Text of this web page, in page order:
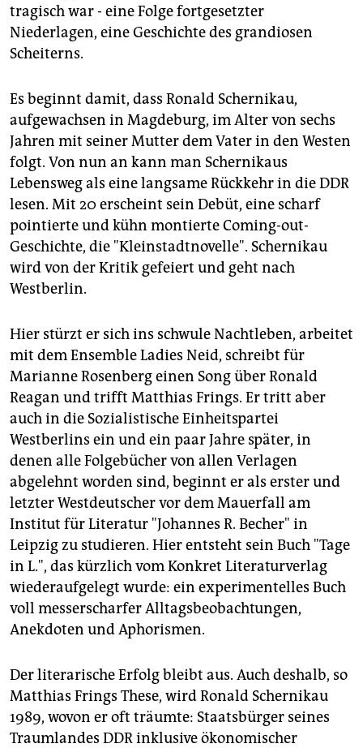
tragisch war - eine Folge fortgesetzter
Niederlagen, eine Geschichte des grandiosen
Scheiterns.
Es beginnt damit, dass Ronald Schernikau,
aufgewachsen in Magdeburg, im Alter von sechs
Jahren mit seiner Mutter dem Vater in den Westen
folgt. Von nun an kann man Schernikaus
Lebensweg als eine langsame Rückkehr in die DDR
lesen. Mit 20 erscheint sein Debüt, eine scharf
pointierte und kühn montierte Coming-out-
Geschichte, die "Kleinstadtnovelle". Schernikau
wird von der Kritik gefeiert und geht nach
Westberlin.
Hier stürzt er sich ins schwule Nachtleben, arbeitet
mit dem Ensemble Ladies Neid, schreibt für
Marianne Rosenberg einen Song über Ronald
Reagan und trifft Matthias Frings. Er tritt aber
auch in die Sozialistische Einheitspartei
Westberlins ein und ein paar Jahre später, in
denen alle Folgebücher von allen Verlagen
abgelehnt worden sind, beginnt er als erster und
letzter Westdeutscher vor dem Mauerfall am
Institut für Literatur "Johannes R. Becher" in
Leipzig zu studieren. Hier entsteht sein Buch "Tage
in L.", das kürzlich vom Konkret Literaturverlag
wiederaufgelegt wurde: ein experimentelles Buch
voll messerscharfer Alltagsbeobachtungen,
Anekdoten und Aphorismen.
Der literarische Erfolg bleibt aus. Auch deshalb, so
Matthias Frings These, wird Ronald Schernikau
1989, wovon er oft träumte: Staatsbürger seines
Traumlandes DDR inklusive ökonomischer